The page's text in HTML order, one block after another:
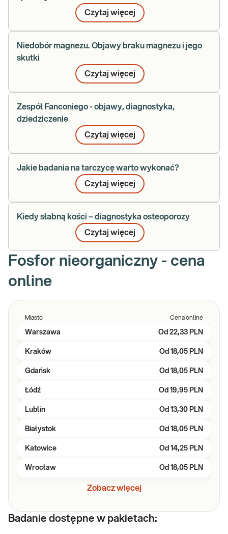
Czytaj więcej
Niedobór magnezu. Objawy braku magnezu i jego
skutki
Czytaj więcej
Zespół Fanconiego - objawy, diagnostyka,
dziedziczenie
Czytaj więcej
Jakie badania na tarczycę warto wykonać?
Czytaj więcej
Kiedy słabną kości – diagnostyka osteoporozy
Czytaj więcej
Fosfor nieorganiczny - cena
online
Miasto Cena online
Warszawa Od 22,33 PLN
Kraków Od 18,05 PLN
Gdańsk Od 18,05 PLN
Łódź Od 19,95 PLN
Lublin Od 13,30 PLN
Białystok Od 18,05 PLN
Katowice Od 14,25 PLN
Wrocław Od 18,05 PLN
Zobacz więcej
Badanie dostępne w pakietach: